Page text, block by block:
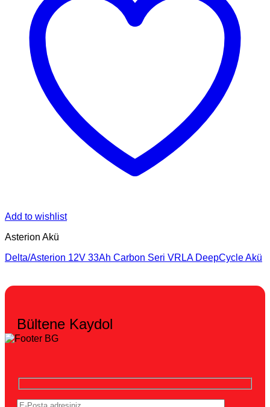
Add to wishlist
Asterion Akü
Delta/Asterion 12V 33Ah Carbon Seri VRLA DeepCycle Akü
Bültene Kaydol